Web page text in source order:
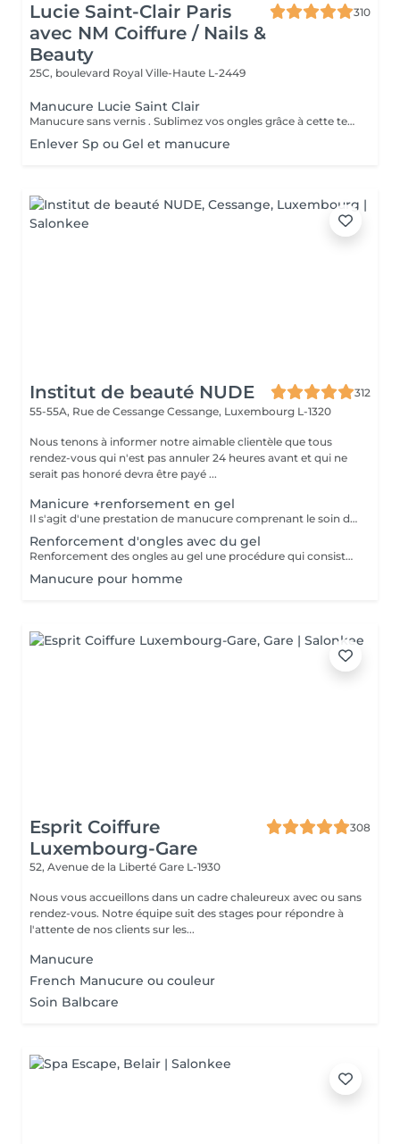
Lucie Saint-Clair Paris
avec NM Coiffure / Nails &
Beauty
310
25C, boulevard Royal Ville-Haute L-2449
Manucure Lucie Saint Clair
Manucure sans vernis . Sublimez vos ongles grâce à cette technique naturelle qui comprend une mise en forme, une élimination tout en douceur de la cuticule. Les ongles retrouvent leur éclat naturel . Manucure avec vernis. Sublimez vos ongles grâce à cette technique naturelle qui comprend une mise en forme, une élimination tout en douceur de la cuticule. Finition complète et impeccable grâce a la pose de vernis.
Enlever Sp ou Gel et manucure
Institut de beauté NUDE
312
55-55A, Rue de Cessange Cessange, Luxembourg L-1320
Nous tenons à informer notre aimable clientèle que tous
rendez-vous qui n'est pas annuler 24 heures avant et qui ne
serait pas honoré devra être payé ...
Manicure +renforsement en gel
Il s'agit d'une prestation de manucure comprenant le soin des cuticules, le polissage des replis latéraux, ainsi que le renforcement de vos ongles naturels sans extension. Les ongles deviennent plus forts, soignés et gardent leur longueur naturelle. Il est recommandé de répéter la procédure toutes les 3 semaines pour maintenir un résultat optimal.
Renforcement d'ongles avec du gel
Renforcement des ongles au gel une procédure qui consiste à appliquer un gel fortifiant sur l'ongle naturel. Il protège contre la casse, lisse la surface et renforce les ongles. Convient à : Ongles fins, cassants et dédoublés Ceux qui veulent renforcer leurs ongles sans extension Prolonger la tenue du vernis Le gel est appliqué en fine couche, sans alourdir l'ongle, et aide à obtenir une longueur saine.
Manucure pour homme
Esprit Coiffure
Luxembourg-Gare
308
52, Avenue de la Liberté Gare L-1930
Nous vous accueillons dans un cadre chaleureux avec ou sans
rendez-vous. Notre équipe suit des stages pour répondre à
l'attente de nos clients sur les...
Manucure
French Manucure ou couleur
Soin Balbcare